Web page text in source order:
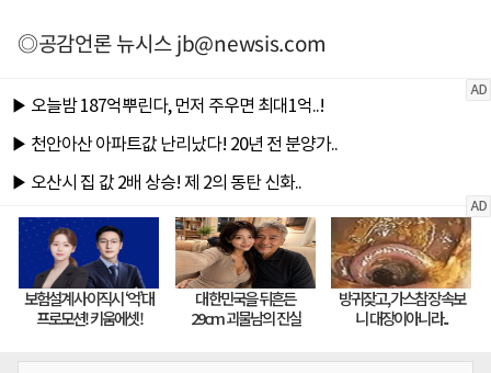
◎공감언론 뉴시스jb@newsis.com